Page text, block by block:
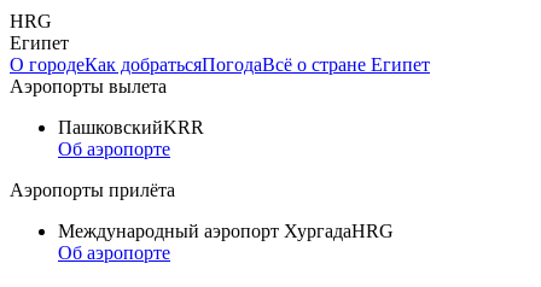
HRG
Египет
О городеКак добратьсяПогодаВсё о стране Египет
Аэропорты вылета
ПашковскийKRR
Об аэропорте
Аэропорты прилёта
Международный аэропорт ХургадаHRG
Об аэропорте